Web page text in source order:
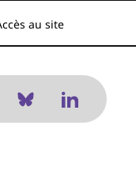
au site